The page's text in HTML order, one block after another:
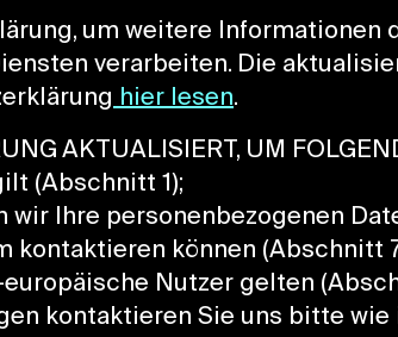
um weitere
verarbeiten. Die
hier lesen.
AKTUALISIERT, UM
(Abschnitt 1);
Ihre personenbezogenen
kontaktieren können (Abschnitt
Nutzer gelten
kontaktieren Sie uns bitte